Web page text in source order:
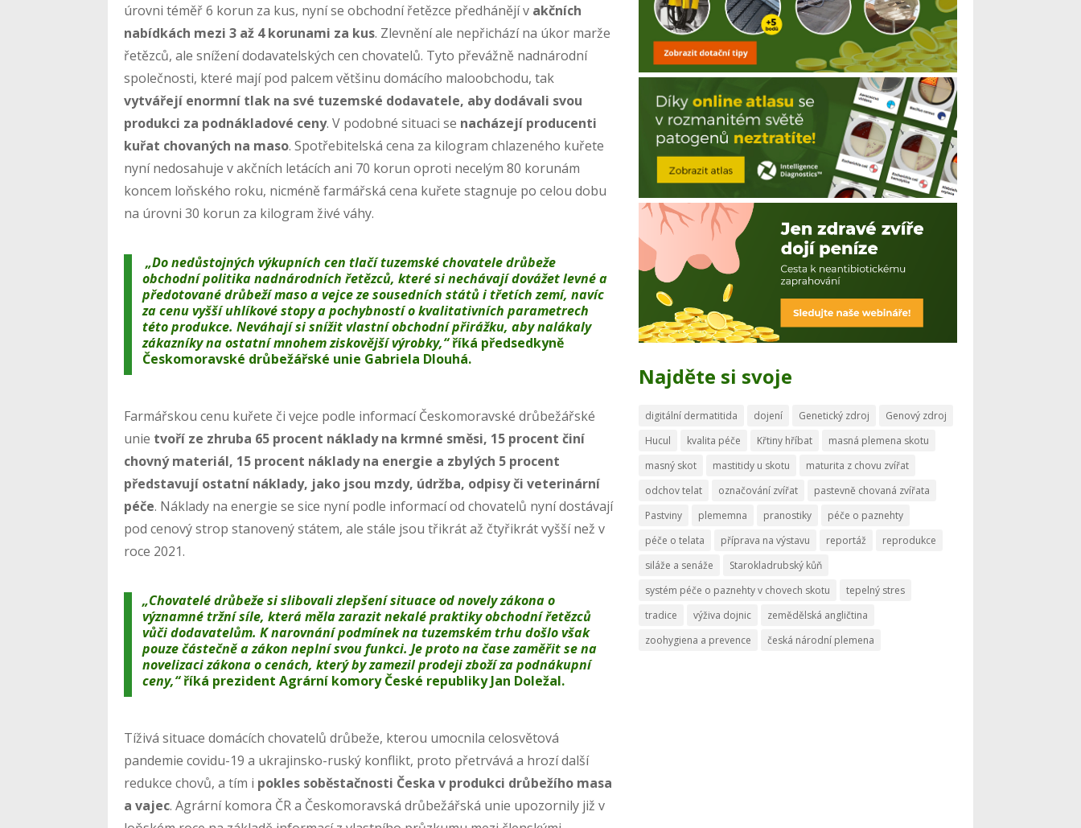
úrovni téměř 6 korun za kus, nyní se obchodní řetězce předhánějí v akčních
nabídkách mezi 3 až 4 korunami za kus. Zlevnění ale nepřichází na úkor marže
řetězců, ale snížení dodavatelských cen chovatelů. Tyto převážně nadnárodní
společnosti, které mají pod palcem většinu domácího maloobchodu, tak
vytvářejí enormní tlak na své tuzemské dodavatele, aby dodávali svou
produkci za podnákladové ceny. V podobné situaci se nacházejí producenti
kuřat chovaných na maso. Spotřebitelská cena za kilogram chlazeného kuřete
nyní nedosahuje v akčních letácích ani 70 korun oproti necelým 80 korunám
koncem loňského roku, nicméně farmářská cena kuřete stagnuje po celou dobu
na úrovni 30 korun za kilogram živé váhy.
„Do nedůstojných výkupních cen tlačí tuzemské chovatele drůbeže
obchodní politika nadnárodních řetězců, které si nechávají dovážet levné a
předotované drůbeží maso a vejce ze sousedních států i třetích zemí, navíc
za cenu vyšší uhlíkové stopy a pochybností o kvalitativních parametrech
této produkce. Neváhají si snížit vlastní obchodní přirážku, aby nalákaly
zákazníky na ostatní mnohem ziskovější výrobky,“říká předsedkyně
Českomoravské drůbežářské unie Gabriela Dlouhá.
Farmářskou cenu kuřete či vejce podle informací Českomoravské drůbežářské
unie tvoří ze zhruba 65 procent náklady na krmné směsi, 15 procent činí
chovný materiál, 15 procent náklady na energie a zbylých 5 procent
představují ostatní náklady, jako jsou mzdy, údržba, odpisy či veterinární
péče. Náklady na energie se sice nyní podle informací od chovatelů nyní dostávají
pod cenový strop stanovený státem, ale stále jsou třikrát až čtyřikrát vyšší než v
roce 2021.
„Chovatelé drůbeže si slibovali zlepšení situace od novely zákona o
významné tržní síle, která měla zarazit nekalé praktiky obchodní řetězců
vůči dodavatelům. K narovnání podmínek na tuzemském trhu došlo však
pouze částečně a zákon neplní svou funkci. Je proto na čase zaměřit se na
novelizaci zákona o cenách, který by zamezil prodeji zboží za podnákupní
ceny,“říká prezident Agrární komory České republiky Jan Doležal.
Tíživá situace domácích chovatelů drůbeže, kterou umocnila celosvětová
pandemie covidu-19 a ukrajinsko-ruský konflikt, proto přetrvává a hrozí další
redukce chovů, a tím i pokles soběstačnosti Česka v produkci drůbežího masa
a vajec. Agrární komora ČR a Českomoravská drůbežářská unie upozornily již v
Najděte si svoje
digitální dermatitida dojení Genetický zdroj
Genový zdroj
Hucul
kvalita péče Křtiny hříbat
masná plemena skotu
masný skot
mastitidy u skotu
maturita z chovu zvířat
odchov telat
označování zvířat
pastevně chovaná zvířata
Pastviny
plememna pranostiky
péče o paznehty
péče o telata
příprava na výstavu reportáž
reprodukce
siláže a senáže
Starokladrubský kůň
systém péče o paznehty v chovech skotu
tepelný stres
tradice
výživa dojnic
zemědělská angličtina
zoohygiena a prevence
česká národní plemena